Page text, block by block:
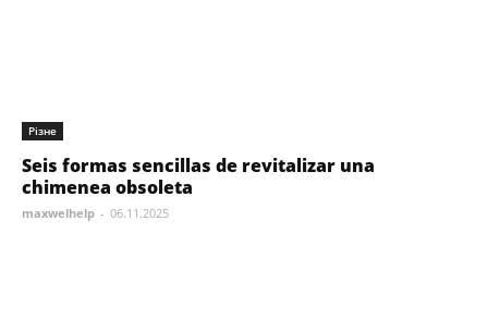
Різне
Seis formas sencillas de revitalizar una
chimenea obsoleta
maxwelhelp - 06.11.2025